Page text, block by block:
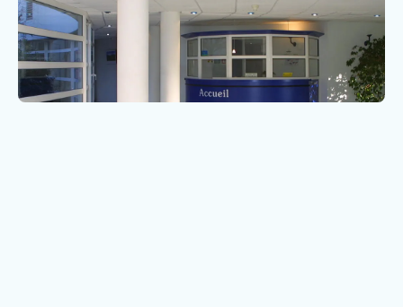
Vous former